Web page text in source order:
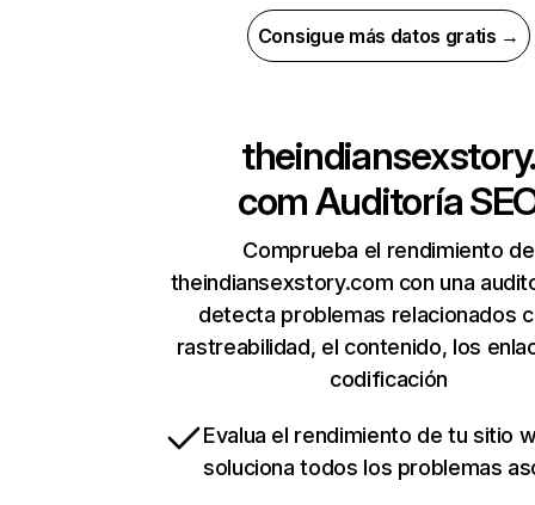
Consigue más datos gratis →
theindiansexstory.
comAuditoría
Comprueba el rendimiento de
theindiansexstory.com con una
detecta problemas relacionados
rastreabilidad, el contenido, los
codificación
Evalua el rendimiento de tu sitio
soluciona todos los problemas